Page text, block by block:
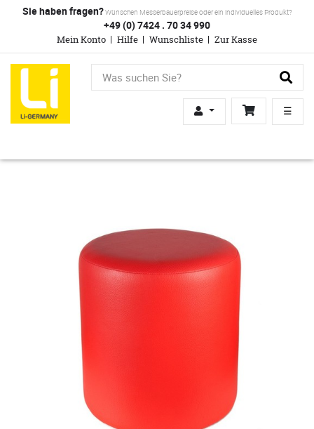
Sie haben fragen?Wünschen Messerbauerpreise oder ein individuelles Produkt?
+49 (0) 7424 . 70 34 990
Mein Konto Hilfe Wunschliste Zur Kasse
☰